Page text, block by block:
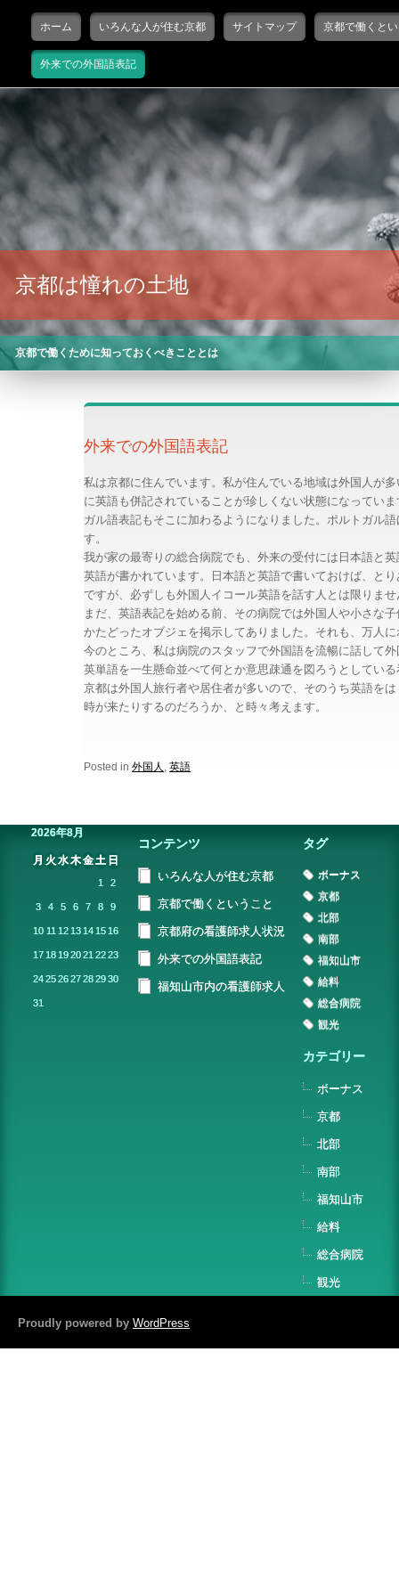
Main menu
Skip to primary content
Skip to secondary content
ホーム いろんな人が住む京都 サイトマップ 京都で働くと
外来での外国語表記
京都は憧れの土地
京都で働くために知っておくべきこととは
外来での外国語表記
私は京都に住んでいます。私が住んでいる地域は外国人が
に英語も併記されていることが珍しくない状態になってい
ガル語表記もそこに加わるようになりました。ポルトガル
す。
我が家の最寄りの総合病院でも、外来の受付には日本語と
英語が書かれています。日本語と英語で書いておけば、と
ですが、必ずしも外国人イコール英語を話す人とは限りま
まだ、英語表記を始める前、その病院では外国人や小さな
かたどったオブジェを掲示してありました。それも、万人
今のところ、私は病院のスタッフで外国語を流暢に話して
英単語を一生懸命並べて何とか意思疎通を図ろうとしてい
京都は外国人旅行者や居住者が多いので、そのうち英語を
時が来たりするのだろうか、と時々考えます。
Posted in 外国人 ,英語
2026年8月
月 火 水木金土 日
1 2
3 4 5 6 7 8 9
10 11 12 13 14 15 16
17 18 192021 2223
24252627282930
31
コンテンツ
いろんな人が住む京都
京都で働くということ
京都府の看護師求人状況
外来での外国語表記
福知山市内の看護師求人
タグ
ボーナス
京都
北部
南部
福知山市
給料
総合病院
観光
カテゴリー
ボーナス
京都
北部
南部
福知山市
給料
総合病院
観光
Proudly powered by WordPress